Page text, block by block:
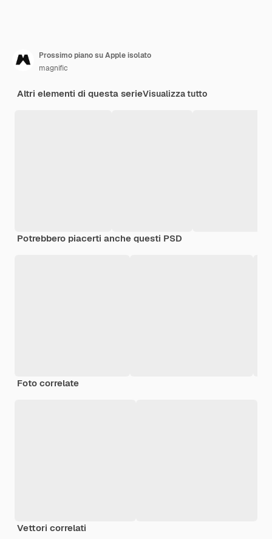
Prossimo piano su Apple isolato
magnific
Altri elementi di questa serieVisualizza tutto
Potrebbero piacerti anche questi PSD
Foto correlate
Vettori correlati